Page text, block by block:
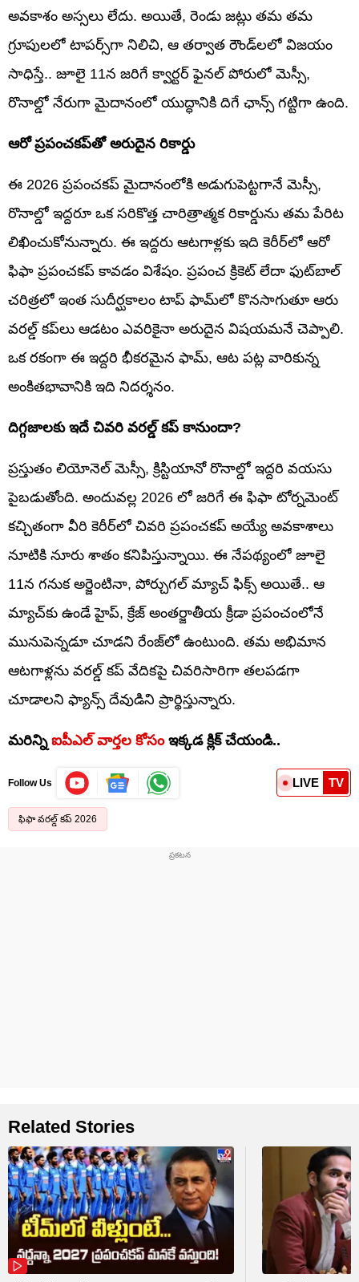
అవకాశం అస్సలు లేదు. అయితే, రెండు జట్లు తమ తమ
గ్రూపులలో టాపర్స్‌గా నిలిచి, ఆ తర్వాత రౌండ్‌లలో విజయం
సాధిస్తే.. జూలై 11న జరిగే క్వార్టర్ ఫైనల్ పోరులో మెస్సీ,
రొనాల్డో నేరుగా మైదానంలో యుద్ధానికి దిగే ఛాన్స్ గట్టిగా ఉంది.
ఆరో ప్రపంచకప్‌తో అరుదైన రికార్డు
ఈ 2026 ప్రపంచకప్ మైదానంలోకి అడుగుపెట్టగానే మెస్సీ,
రొనాల్డో ఇద్దరూ ఒక సరికొత్త చారిత్రాత్మక రికార్డును తమ పేరిట
లిఖించుకోనున్నారు. ఈ ఇద్దరు ఆటగాళ్లకు ఇది కెరీర్‌లో ఆరో
ఫిఫా ప్రపంచకప్ కావడం విశేషం. ప్రపంచ క్రికెట్ లేదా ఫుట్‌బాల్
చరిత్రలో ఇంత సుదీర్ఘకాలం టాప్ ఫామ్‌లో కొనసాగుతూ ఆరు
వరల్డ్ కప్‌లు ఆడటం ఎవరికైనా అరుదైన విషయమనే చెప్పాలి.
ఒక రకంగా ఈ ఇద్దరి భీకరమైన ఫామ్, ఆట పట్ల వారికున్న
అంకితభావానికి ఇది నిదర్శనం.
దిగ్గజాలకు ఇదే చివరి వరల్డ్ కప్ కానుందా?
ప్రస్తుతం లియోనెల్ మెస్సీ, క్రిస్టియానో రొనాల్డో ఇద్దరి వయసు
పైబడుతోంది. అందువల్ల 2026 లో జరిగే ఈ ఫిఫా టోర్నమెంట్‌
కచ్చితంగా వీరి కెరీర్‌లో చివరి ప్రపంచకప్ అయ్యే అవకాశాలు
నూటికి నూరు శాతం కనిపిస్తున్నాయి. ఈ నేపథ్యంలో జూలై
11న గనుక అర్జెంటినా, పోర్చుగల్ మ్యాచ్ ఫిక్స్ అయితే.. ఆ
మ్యాచ్‌కు ఉండే హైప్, క్రేజ్ అంతర్జాతీయ క్రీడా ప్రపంచంలోనే
మునుపెన్నడూ చూడని రేంజ్‌లో ఉంటుంది. తమ అభిమాన
ఆటగాళ్లను వరల్డ్ కప్ వేదికపై చివరిసారిగా తలపడగా
చూడాలని ఫ్యాన్స్ దేవుడిని ప్రార్థిస్తున్నారు.
మరిన్ని ఐపీఎల్ వార్తల కోసంఇక్కడ క్లిక్ చేయండి..
Follow Us LIVE TV
ఫిఫా వరల్డ్ కప్ 2026
Related Stories